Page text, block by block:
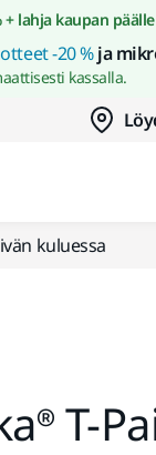
lahja kaupan päälle
-20 %ja
kassalla.
kuluessa
T-